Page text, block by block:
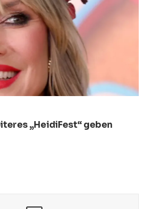
„HeidiFest“ geben